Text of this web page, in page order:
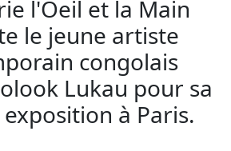
l'Oeil et la Main
le jeune artiste
congolais
Lukau pour sa
à Paris.